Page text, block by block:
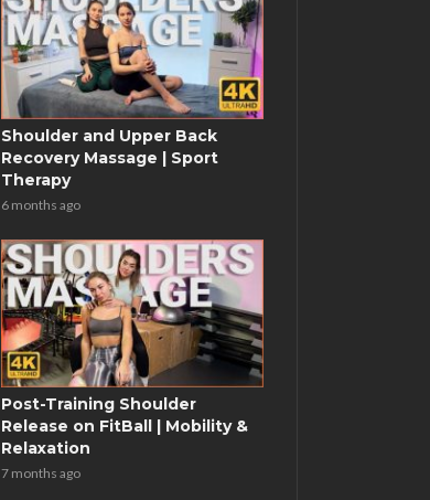
Shoulder and Upper Back
Recovery Massage | Sport
Therapy
6 months ago
Post-Training Shoulder
Release on FitBall | Mobility &
Relaxation
7 months ago